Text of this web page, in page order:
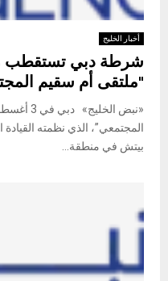
أخبار الخليج
شرطة دبي تستقطب
"ملتقى أم سقيم
«نبض
المجتمعي”، الذي نظمته
بيتش في منطقة...